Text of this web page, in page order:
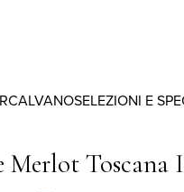
SELEZIONI E
Merlot Toscana